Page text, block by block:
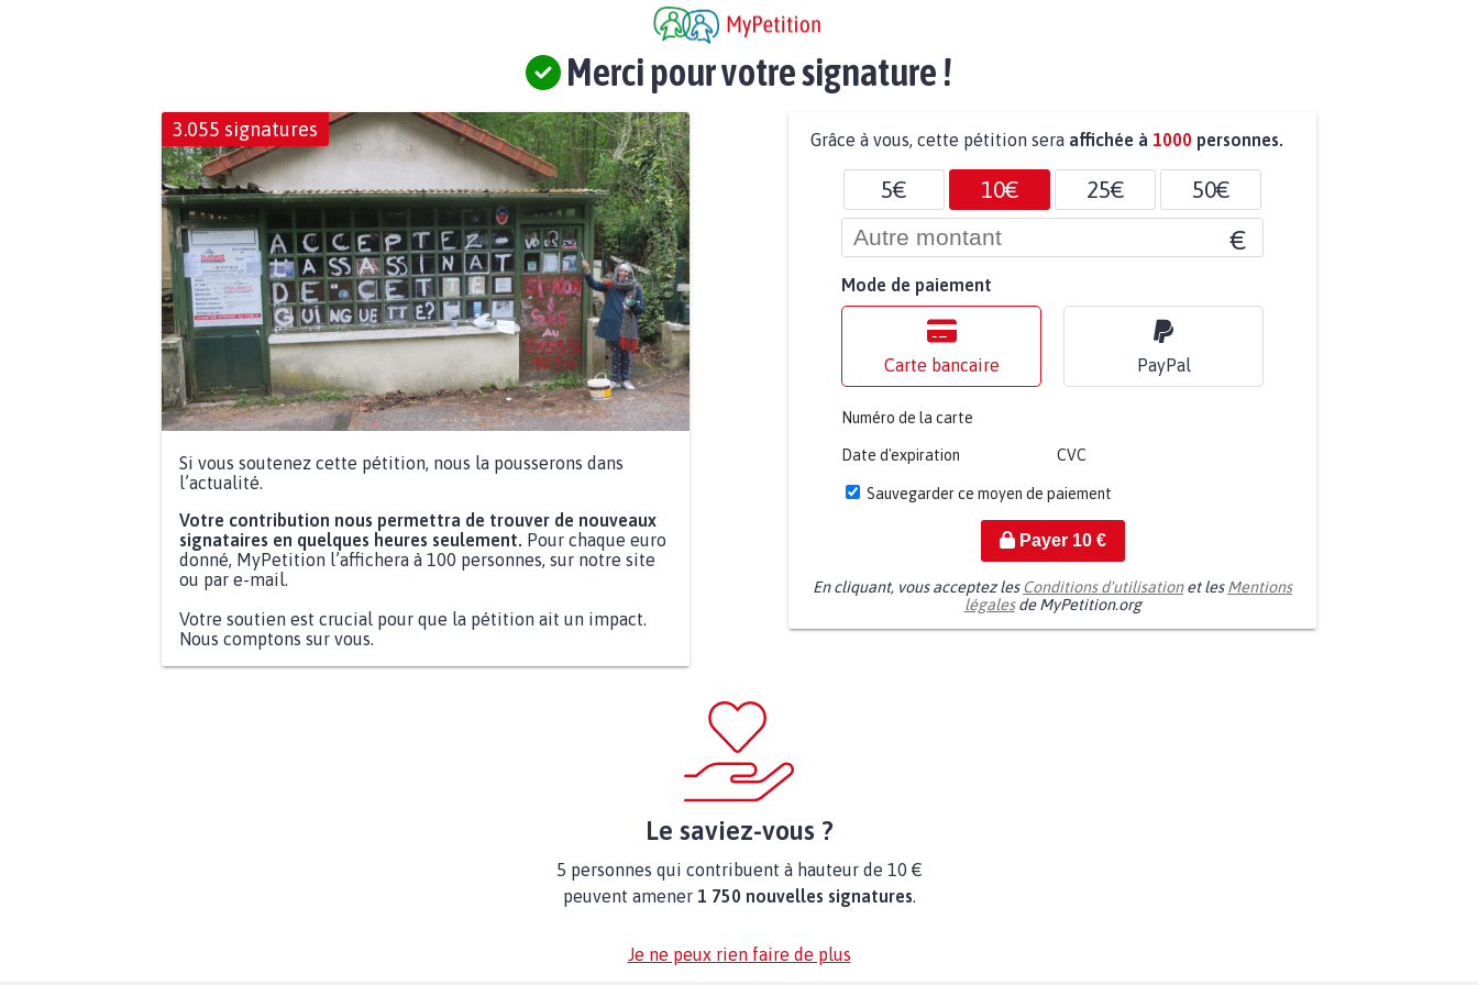
Merci pour votre signature !
3.055 signatures
Si vous soutenez cette pétition, nous la pousserons dans
l’actualité.
Votre contribution nous permettra de trouver de nouveaux
signataires en quelques heures seulement. Pour chaque euro
donné, MyPetition l’affichera à 100 personnes, sur notre site
ou par e-mail.
Votre soutien est crucial pour que la pétition ait un impact.
Nous comptons sur vous.
Grâce à vous, cette pétition sera affichée à 1000 personnes.
5€ 10€ 25€ 50€
€
Mode de paiement
Carte bancaire PayPal
Numéro de la carte
Date d'expiration CVC
Sauvegarder ce moyen de paiement
Payer 10€
En cliquant, vous acceptez les Conditions d'utilisationet lesMentions
légalesde MyPetition.org
Le saviez-vous ?
5 personnes qui contribuent à hauteur de 10 €
peuvent amener 1 750 nouvelles signatures.
Je ne peux rien faire de plus